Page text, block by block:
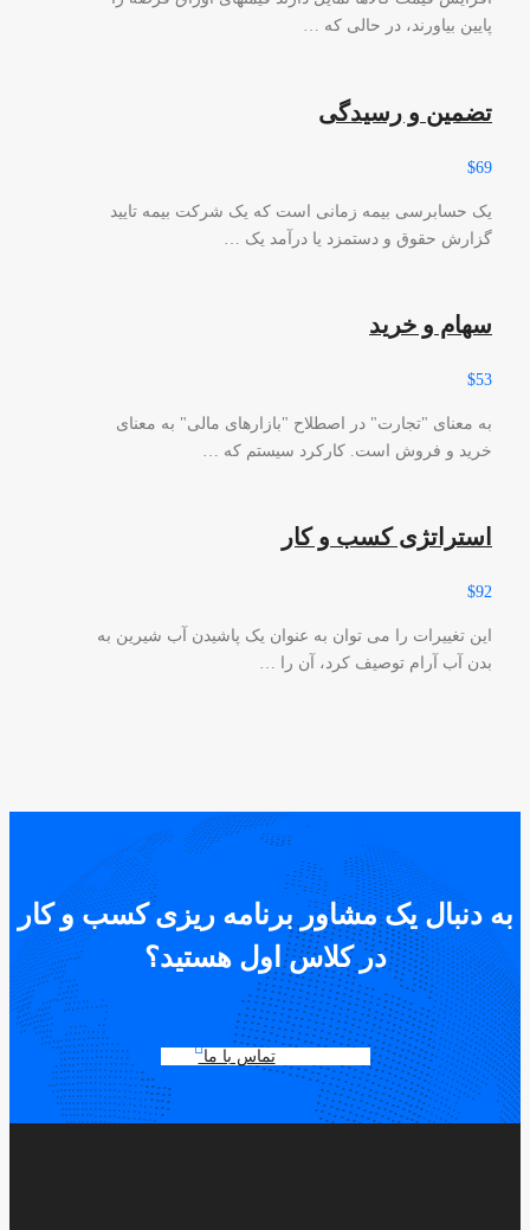
پایین بیاورند، در حالی که …
تضمین و رسیدگی
$69
یک حسابرسی بیمه زمانی است که یک شرکت بیمه تایید
گزارش حقوق و دستمزد یا درآمد یک …
سهام و خرید
$53
به معنای "تجارت" در اصطلاح "بازارهای مالی" به معنای
خرید و فروش است. کارکرد سیستم که …
استراتژی کسب و کار
$92
این تغییرات را می توان به عنوان یک پاشیدن آب شیرین به
بدن آب آرام توصیف کرد، آن را …
به دنبال یک مشاور برنامه ریزی کسب و کار
در کلاس اول هستید؟
تماس با ما